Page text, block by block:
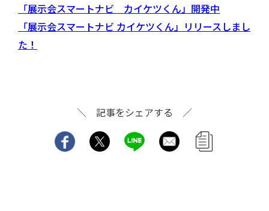
「展示会スマートナビ カイケツくん」開発中
「展示会スマートナビ カイケツくん」リリースしまし
た！
＼ 記事をシェアする ／